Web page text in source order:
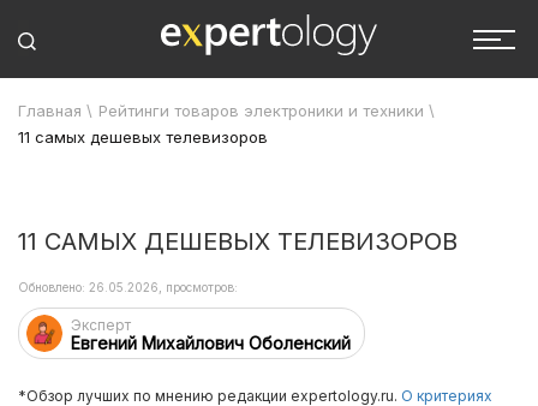
Главная \ Рейтинги товаров электроники и техники \
11 самых дешевых телевизоров
11 САМЫХ ДЕШЕВЫХ ТЕЛЕВИЗОРОВ
Эксперт
Евгений Михайлович Оболенский
Обновлено: 26.05.2026, просмотров:
*Обзор лучших по мнению редакции expertology.ru. О критериях